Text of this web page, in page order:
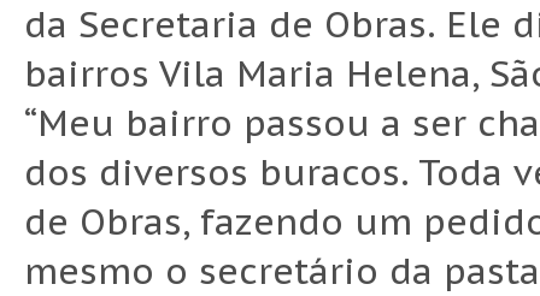
da Secretaria de Obras. Ele
bairros Vila Maria Helena,
“Meu bairro passou a ser
dos diversos buracos. Toda
de Obras, fazendo um
mesmo o secretário da